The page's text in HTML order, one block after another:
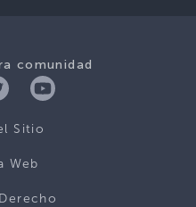
comunidad
Sitio
Web